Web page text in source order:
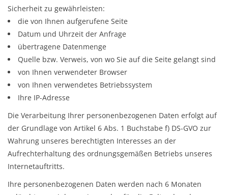
Sicherheit zu gewährleisten:
die von Ihnen aufgerufene Seite
Datum und Uhrzeit der Anfrage
übertragene Datenmenge
Quelle bzw. Verweis, von wo Sie auf die Seite gelangt sind
von Ihnen verwendeter Browser
von Ihnen verwendetes Betriebssystem
Ihre IP-Adresse
Die Verarbeitung Ihrer personenbezogenen Daten erfolgt auf
der Grundlage von Artikel 6 Abs. 1 Buchstabe f) DS-GVO zur
Wahrung unseres berechtigten Interesses an der
Aufrechterhaltung des ordnungsgemäßen Betriebs unseres
Internetauftritts.
Ihre personenbezogenen Daten werden nach 6 Monaten